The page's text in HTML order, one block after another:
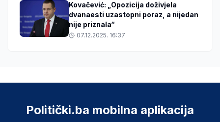
Kovačević: „Opozicija doživjela
dvanaesti uzastopni poraz, a nijedan
nije priznala“
07.12.2025. 16:37
Politički.ba mobilna aplikacija